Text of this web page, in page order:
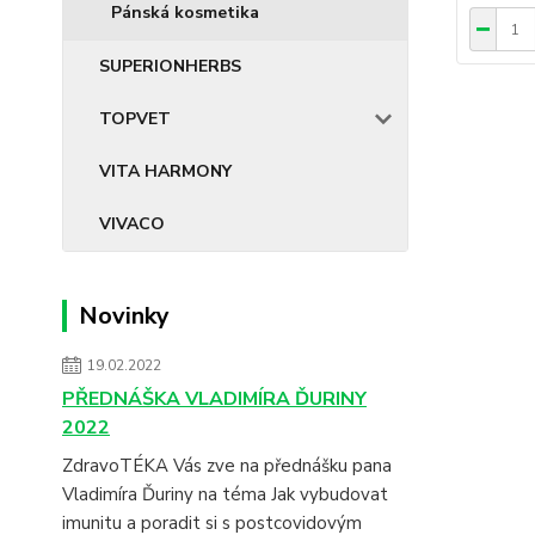
Pánská kosmetika
SUPERIONHERBS
TOPVET
VITA HARMONY
VIVACO
Novinky
19.02.2022
PŘEDNÁŠKA VLADIMÍRA ĎURINY
2022
ZdravoTÉKA Vás zve na přednášku pana
Vladimíra Ďuriny na téma Jak vybudovat
imunitu a poradit si s postcovidovým